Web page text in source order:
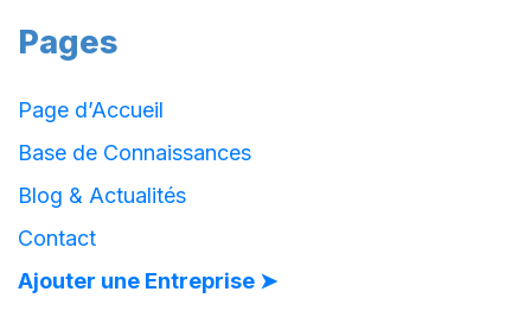
Pages
Page d’Accueil
Base de Connaissances
Blog & Actualités
Contact
Ajouter une Entreprise ➤